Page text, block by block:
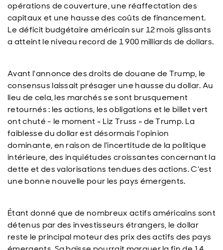
opérations de couverture, une réaffectation des
capitaux et une hausse des coûts de financement.
Le déficit budgétaire américain sur 12 mois glissants
a atteint le niveau record de 1 900 milliards de dollars.
Avant l'annonce des droits de douane de Trump, le
consensus laissait présager une hausse du dollar. Au
lieu de cela, les marchés se sont brusquement
retournés : les actions, les obligations et le billet vert
ont chuté - le moment « Liz Truss » de Trump. La
faiblesse du dollar est désormais l'opinion
dominante, en raison de l'incertitude de la politique
intérieure, des inquiétudes croissantes concernant la
dette et des valorisations tendues des actions. C'est
une bonne nouvelle pour les pays émergents.
Étant donné que de nombreux actifs américains sont
détenus par des investisseurs étrangers, le dollar
reste le principal moteur des prix des actifs des pays